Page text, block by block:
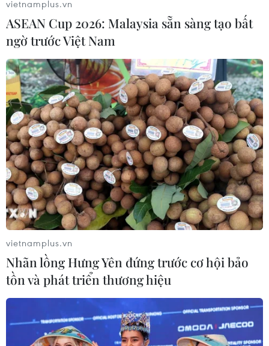
vietnamplus.vn
ASEAN Cup 2026: Malaysia sẵn sàng tạo bất
ngờ trước Việt Nam
vietnamplus.vn
Nhãn lồng Hưng Yên đứng trước cơ hội bảo
tồn và phát triển thương hiệu